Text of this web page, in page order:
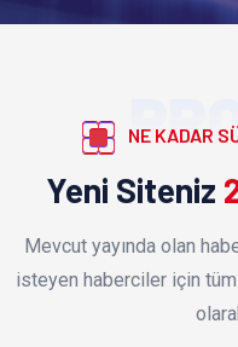
NE KADAR
Yeni Siteniz
Mevcut yayında olan
isteyen haberciler için